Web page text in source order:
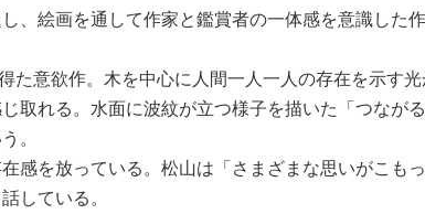
、絵画を通して作家と鑑賞者の一体感を意識した
意欲作。木を中心に人間一人一人の存在を示す光
取れる。水面に波紋が立つ様子を描いた「つなが
。
感を放っている。松山は「さまざまな思いがこも
している。